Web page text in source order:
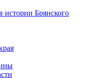
Брянского